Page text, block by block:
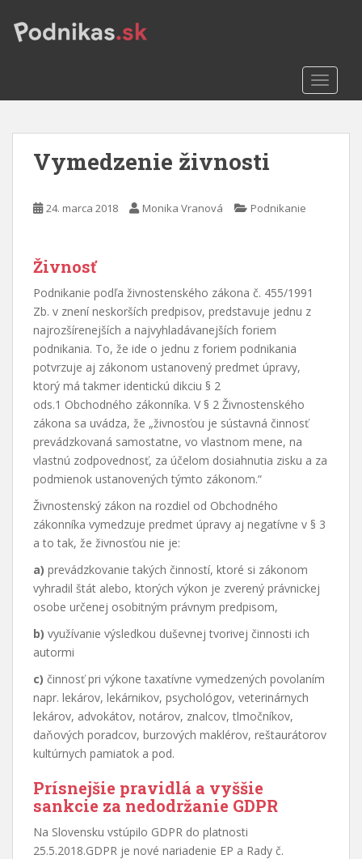
o
Vymedzenie živnosti
24. marca 2018 Monika Vranová Podnikanie
Živnosť
Podnikanie podľa živnostenského zákona č. 455/1991
Zb. v znení neskorších predpisov, predstavuje jednu z
najrozšírenejších a najvyhladávanejších foriem
podnikania. To, že ide o jednu z foriem podnikania
potvrzuje aj zákonom ustanovený predmet úpravy,
ktorý má takmer identickú dikciu § 2
ods.1 Obchodného zákonníka. V § 2 Živnostenského
zákona sa uvádza, že „živnosťou je sústavná činnosť
prevádzkovaná samostatne, vo vlastnom mene, na
vlastnú zodpovednosť, za účelom dosiahnutia zisku a za
podmienok ustanovených týmto zákonom.“
Živnostenský zákon na rozdiel od Obchodného
zákonníka vymedzuje predmet úpravy aj negatívne v § 3
a to tak, že živnosťou nie je:
a) prevádzkovanie takých činností, ktoré si zákonom
vyhradil štát alebo, ktorých výkon je zverený právnickej
osobe určenej osobitným právnym predpisom,
b) využívanie výsledkou duševnej tvorivej činnosti ich
autormi
c) činnosť pri výkone taxatívne vymedzených povolaním
napr. lekárov, lekárnikov, psychológov, veterinárnych
lekárov, advokátov, notárov, znalcov, tlmočníkov,
daňových poradcov, burzových maklérov, reštaurátorov
kultúrnych pamiatok a pod.
Prísnejšie pravidlá a vyššie
sankcie za nedodržanie GDPR
Na Slovensku vstúpilo GDPR do platnosti
25.5.2018.GDPR je nové nariadenie EP a Rady č.